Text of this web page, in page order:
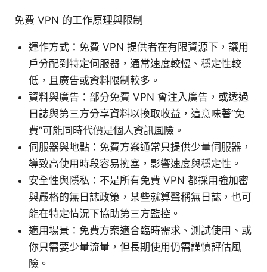
免費 VPN 的工作原理與限制
運作方式：免費 VPN 提供者在有限資源下，讓用
戶分配到特定伺服器，通常速度較慢、穩定性較
低，且廣告或資料限制較多。
資料與廣告：部分免費 VPN 會注入廣告，或透過
日誌與第三方分享資料以換取收益，這意味著“免
費”可能同時代價是個人資訊風險。
伺服器與地點：免費方案通常只提供少量伺服器，
導致高使用時段容易擁塞，影響速度與穩定性。
安全性與隱私：不是所有免費 VPN 都採用強加密
與嚴格的無日誌政策，某些就算聲稱無日誌，也可
能在特定情況下協助第三方監控。
適用場景：免費方案適合臨時需求、測試使用、或
你只需要少量流量，但長期使用仍需謹慎評估風
險。